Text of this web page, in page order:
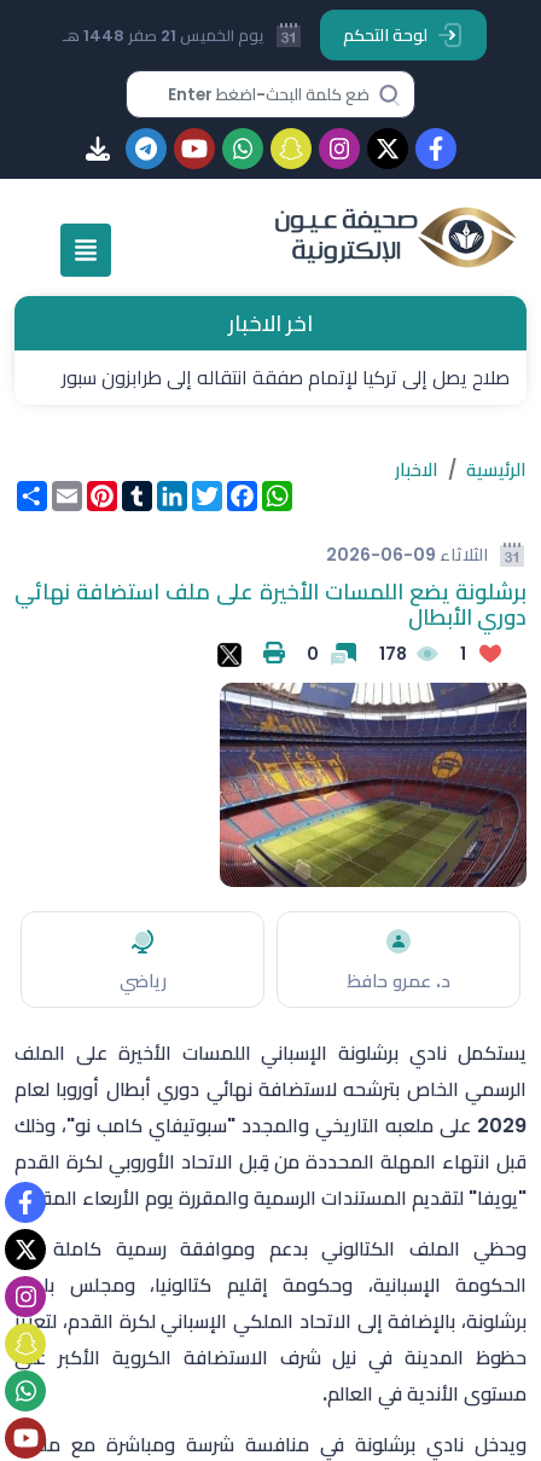
لوحة التحكم يوم الخميس 21 صفر 1448 هـ
اخر الاخبار
صلاح يصل إلى تركيا لإتمام صفقة انتقاله إلى طرابزون سبور
الرئيسية الاخبار
انشرEmail
PinterestTumblrLinkedInTwitter
Facebook
WhatsApp
الثلاثاء 2026-06-09
برشلونة يضع اللمسات الأخيرة على ملف استضافة نهائي
دوري الأبطال
1
178
0
د. عمرو حافظ رياضي
يستكمل نادي برشلونة الإسباني اللمسات الأخيرة على الملف
الرسمي الخاص بترشحه لاستضافة نهائي دوري أبطال أوروبا لعام
2029 على ملعبه التاريخي والمجدد "سبوتيفاي كامب نو"، وذلك
قبل انتهاء المهلة المحددة من قِبل الاتحاد الأوروبي لكرة القدم
"يويفا" لتقديم المستندات الرسمية والمقررة يوم الأربعاء المقبل.
وحظي الملف الكتالوني بدعم وموافقة رسمية كاملة من
الحكومة الإسبانية، وحكومة إقليم كتالونيا، ومجلس بلدية
برشلونة، بالإضافة إلى الاتحاد الملكي الإسباني لكرة القدم، لتعزيز
حظوظ المدينة في نيل شرف الاستضافة الكروية الأكبر على
مستوى الأندية في العالم.
ويدخل نادي برشلونة في منافسة شرسة ومباشرة مع ملعب